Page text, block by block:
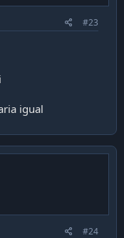
y poco invasiva
#23
igual
#24